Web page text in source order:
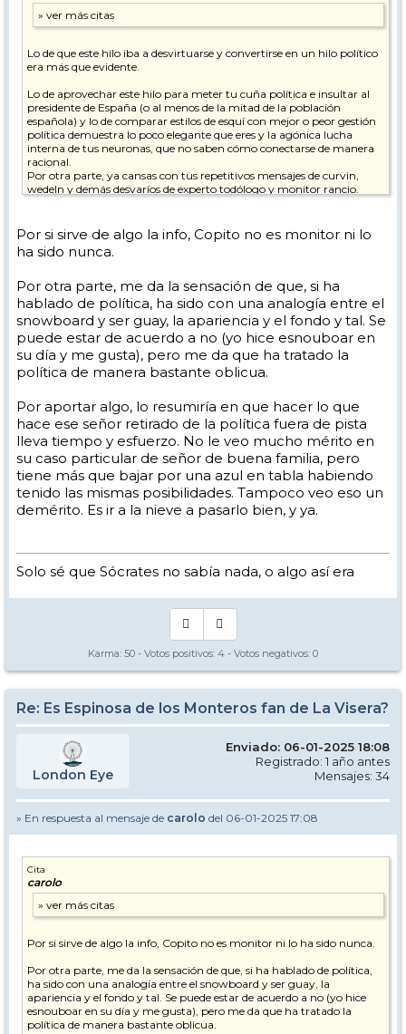
Lo de que este hilo iba a desvirtuarse y convertirse en un hilo político
era más que evidente.
Lo de aprovechar este hilo para meter tu cuña política e insultar al
presidente de España (o al menos de la mitad de la población
española) y lo de comparar estilos de esquí con mejor o peor gestión
política demuestra lo poco elegante que eres y la agónica lucha
interna de tus neuronas, que no saben cómo conectarse de manera
racional.
Por otra parte, ya cansas con tus repetitivos mensajes de curvin,
wedeln y demás desvaríos de experto todólogo y monitor rancio.
Paz y prosperidad.
Por si sirve de algo la info, Copito no es monitor ni lo
ha sido nunca.
Por otra parte, me da la sensación de que, si ha
hablado de política, ha sido con una analogía entre el
snowboard y ser guay, la apariencia y el fondo y tal. Se
puede estar de acuerdo a no (yo hice esnouboar en
su día y me gusta), pero me da que ha tratado la
política de manera bastante oblicua.
Por aportar algo, lo resumiría en que hacer lo que
hace ese señor retirado de la política fuera de pista
lleva tiempo y esfuerzo. No le veo mucho mérito en
su caso particular de señor de buena familia, pero
tiene más que bajar por una azul en tabla habiendo
tenido las mismas posibilidades. Tampoco veo eso un
demérito. Es ir a la nieve a pasarlo bien, y ya.
Solo sé que Sócrates no sabía nada, o algo así era
Karma: 50 - Votos positivos: 4 - Votos negativos: 0
Re: Es Espinosa de los Monteros fan de La Visera?
London Eye
Enviado: 06-01-2025 18:08
Registrado: 1 año antes
Mensajes: 34
» En respuesta al mensaje de carolo del 06-01-2025 17:08
Cita
carolo
Por si sirve de algo la info, Copito no es monitor ni lo ha sido nunca.
Por otra parte, me da la sensación de que, si ha hablado de política,
ha sido con una analogía entre el snowboard y ser guay, la
apariencia y el fondo y tal. Se puede estar de acuerdo a no (yo hice
esnouboar en su día y me gusta), pero me da que ha tratado la
política de manera bastante oblicua.